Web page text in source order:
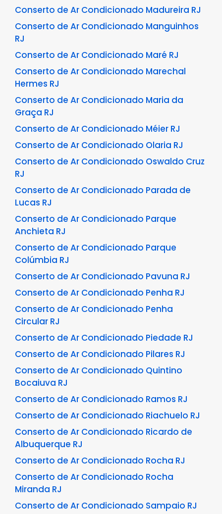
Conserto de Ar Condicionado Madureira RJ
Conserto de Ar Condicionado Manguinhos
RJ
Conserto de Ar Condicionado Maré RJ
Conserto de Ar Condicionado Marechal
Hermes RJ
Conserto de Ar Condicionado Maria da
Graça RJ
Conserto de Ar Condicionado Méier RJ
Conserto de Ar Condicionado Olaria RJ
Conserto de Ar Condicionado Oswaldo Cruz
RJ
Conserto de Ar Condicionado Parada de
Lucas RJ
Conserto de Ar Condicionado Parque
Anchieta RJ
Conserto de Ar Condicionado Parque
Colúmbia RJ
Conserto de Ar Condicionado Pavuna RJ
Conserto de Ar Condicionado Penha RJ
Conserto de Ar Condicionado Penha
Circular RJ
Conserto de Ar Condicionado Piedade RJ
Conserto de Ar Condicionado Pilares RJ
Conserto de Ar Condicionado Quintino
Bocaiuva RJ
Conserto de Ar Condicionado Ramos RJ
Conserto de Ar Condicionado Riachuelo RJ
Conserto de Ar Condicionado Ricardo de
Albuquerque RJ
Conserto de Ar Condicionado Rocha RJ
Conserto de Ar Condicionado Rocha
Miranda RJ
Conserto de Ar Condicionado Sampaio RJ